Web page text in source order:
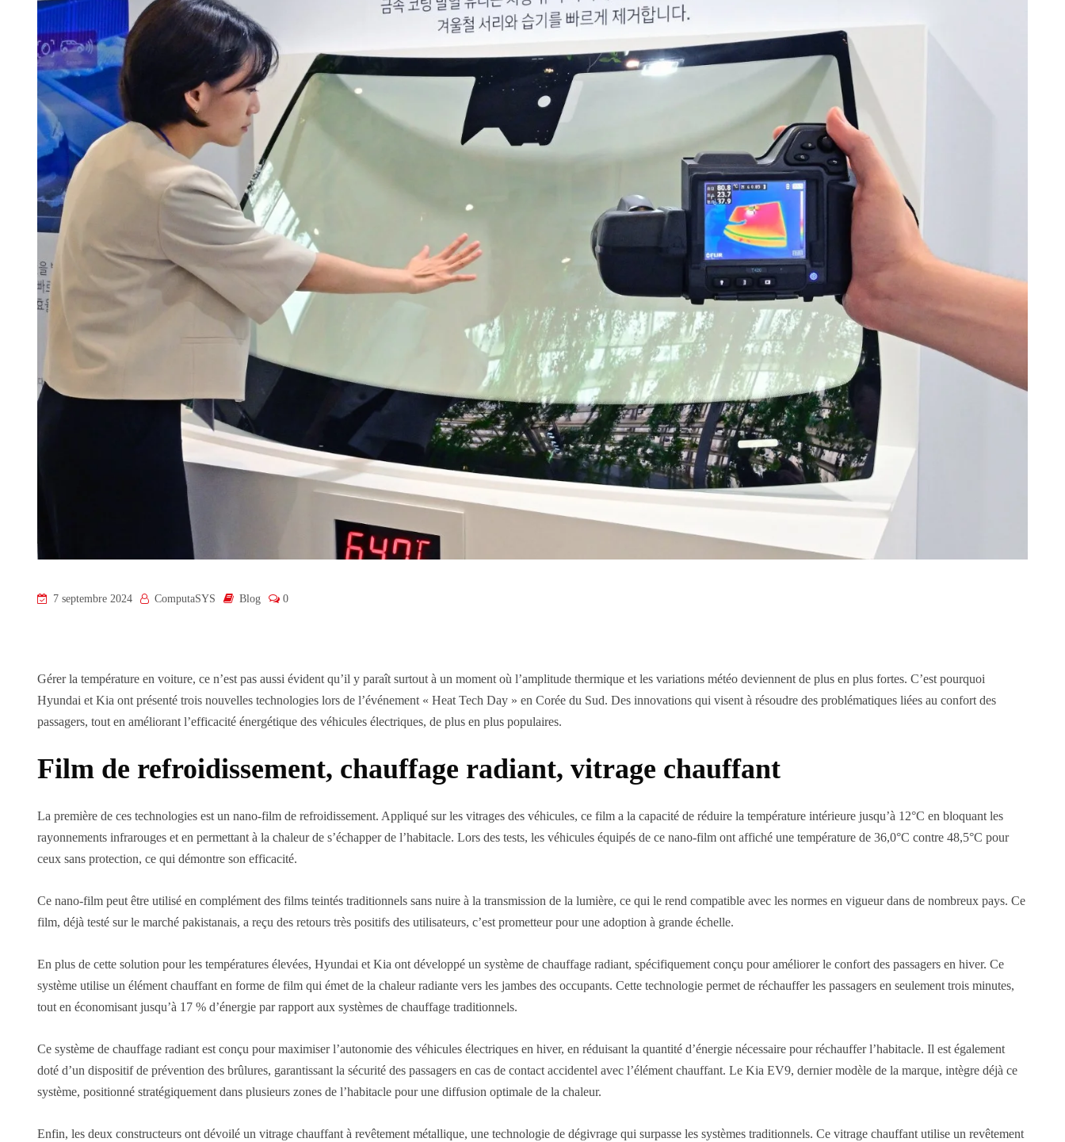
7 septembre 2024 ComputaSYS Blog 0
Gérer la température en voiture, ce n’est pas aussi évident qu’il y paraît surtout à un moment où l’amplitude thermique et les variations météo deviennent de plus en plus fortes. C’est pourquoi
Hyundai et Kia ont présenté trois nouvelles technologies lors de l’événement « Heat Tech Day » en Corée du Sud. Des innovations qui visent à résoudre des problématiques liées au confort des
passagers, tout en améliorant l’efficacité énergétique des véhicules électriques, de plus en plus populaires.
Film de refroidissement, chauffage radiant, vitrage chauffant
La première de ces technologies est un nano-film de refroidissement. Appliqué sur les vitrages des véhicules, ce film a la capacité de réduire la température intérieure jusqu’à 12°C en bloquant les
rayonnements infrarouges et en permettant à la chaleur de s’échapper de l’habitacle. Lors des tests, les véhicules équipés de ce nano-film ont affiché une température de 36,0°C contre 48,5°C pour
ceux sans protection, ce qui démontre son efficacité.
Ce nano-film peut être utilisé en complément des films teintés traditionnels sans nuire à la transmission de la lumière, ce qui le rend compatible avec les normes en vigueur dans de nombreux pays. Ce
film, déjà testé sur le marché pakistanais, a reçu des retours très positifs des utilisateurs, c’est prometteur pour une adoption à grande échelle.
En plus de cette solution pour les températures élevées, Hyundai et Kia ont développé un système de chauffage radiant, spécifiquement conçu pour améliorer le confort des passagers en hiver. Ce
système utilise un élément chauffant en forme de film qui émet de la chaleur radiante vers les jambes des occupants. Cette technologie permet de réchauffer les passagers en seulement trois minutes,
tout en économisant jusqu’à 17 % d’énergie par rapport aux systèmes de chauffage traditionnels.
Ce système de chauffage radiant est conçu pour maximiser l’autonomie des véhicules électriques en hiver, en réduisant la quantité d’énergie nécessaire pour réchauffer l’habitacle. Il est également
doté d’un dispositif de prévention des brûlures, garantissant la sécurité des passagers en cas de contact accidentel avec l’élément chauffant. Le Kia EV9, dernier modèle de la marque, intègre déjà ce
système, positionné stratégiquement dans plusieurs zones de l’habitacle pour une diffusion optimale de la chaleur.
Enfin, les deux constructeurs ont dévoilé un vitrage chauffant à revêtement métallique, une technologie de dégivrage qui surpasse les systèmes traditionnels. Ce vitrage chauffant utilise un revêtement